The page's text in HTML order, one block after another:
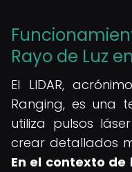
Rayo de Luz
El LIDAR,
Ranging, es una
utiliza pulsos
crear detallados
En el contexto